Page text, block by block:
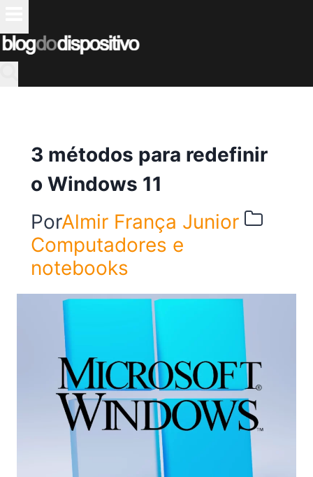
o
3 métodos para redefinir
o Windows 11
PorAlmir França Junior
Computadores e
notebooks